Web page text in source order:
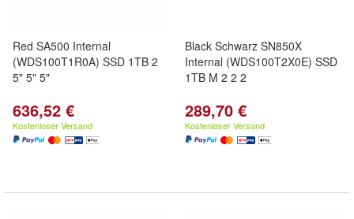
Red SA500 Internal
(WDS100T1R0A) SSD 1TB 2
5" 5" 5"
636,52 €
Kostenloser Versand
Black Schwarz SN850X
Internal (WDS100T2X0E) SSD
1TB M 2 2 2
289,70 €
Kostenloser Versand